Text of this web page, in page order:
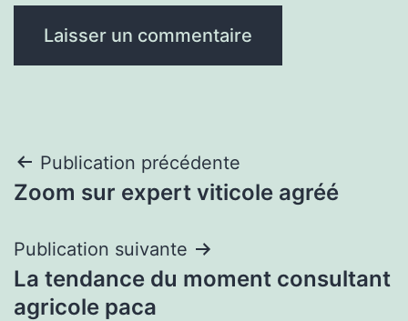
Navigation
de
l’article
Publication précédente
Zoom sur expert viticole agréé
Publication suivante
La tendance du moment consultant
agricole paca